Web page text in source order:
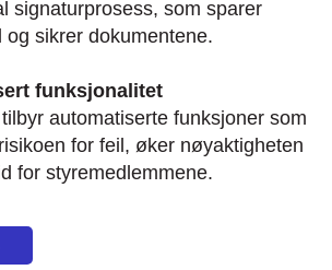
signaturprosess, som sparer
og sikrer dokumentene.
funksjonalitet
automatiserte funksjoner som
for feil, øker nøyaktigheten
for styremedlemmene.